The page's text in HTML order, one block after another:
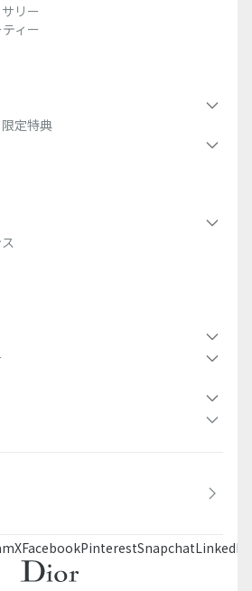
リー
ィー
定特典
XFacebookPinterestSnapchatLinkedIn